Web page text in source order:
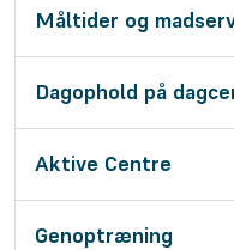
Måltider og
Dagophold på
Aktive Centre
Genoptræning